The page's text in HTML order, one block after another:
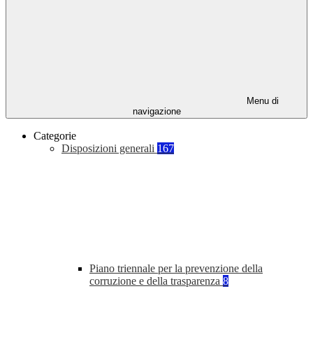
Menu di
navigazione
Categorie
Disposizioni generali 167
Piano triennale per la prevenzione della
corruzione e della trasparenza 8